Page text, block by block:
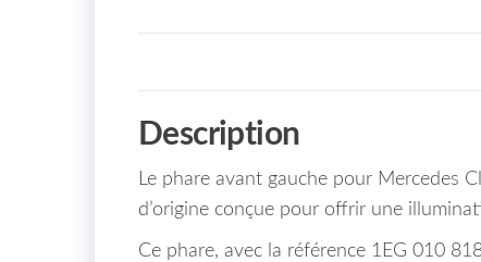
Description
Le phare avant gauche pour Mercedes
d’origine conçue pour offrir une
Ce phare, avec la référence 1EG 010